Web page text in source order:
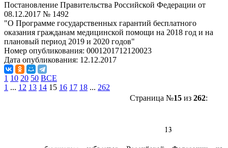
Постановление Правительства Российской Федерации от
08.12.2017 № 1492
"О Программе государственных гарантий бесплатного
оказания гражданам медицинской помощи на 2018 год и на
плановый период 2019 и 2020 годов"
Номер опубликования: 0001201712120023
Дата опубликования: 12.12.2017
1 10 20 50 ВСЕ
1 ... 12 13 14 15 16 17 18 ... 262
Страница №15из 262: